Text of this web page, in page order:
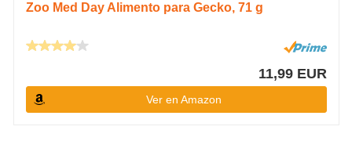
Zoo Med Day Alimento para Gecko, 71 g
11,99 EUR
Ver en Amazon